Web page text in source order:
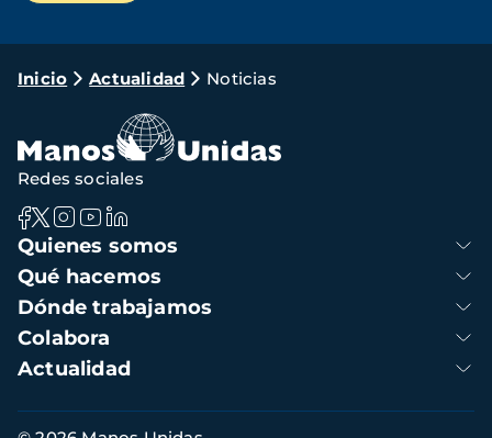
Ruta
navegación
Inicio Actualidad Noticias
Navegación
principal
Quienes somos
Qué hacemos
Dónde trabajamos
Colabora
Actualidad
Redes sociales